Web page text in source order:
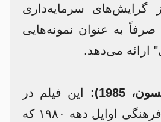
گرایش‌های سرمایه‌داری
به عنوان نمونه‌هایی
ارائه می‌دهد.
1985):
این فیلم در
زمینه اقتصادی و فرهنگی اوایل دهه ۱۹۸۰ که